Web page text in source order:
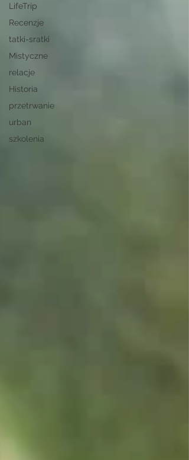
LifeTrip
Recenzje
tatki-sratki
Mistyczne
relacje
Historia
przetrwanie
urban
szkolenia